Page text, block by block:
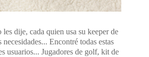
dije, cada quien usa su keeper de
necesidades... Encontré todas estas
usuarios... Jugadores de golf, kit de